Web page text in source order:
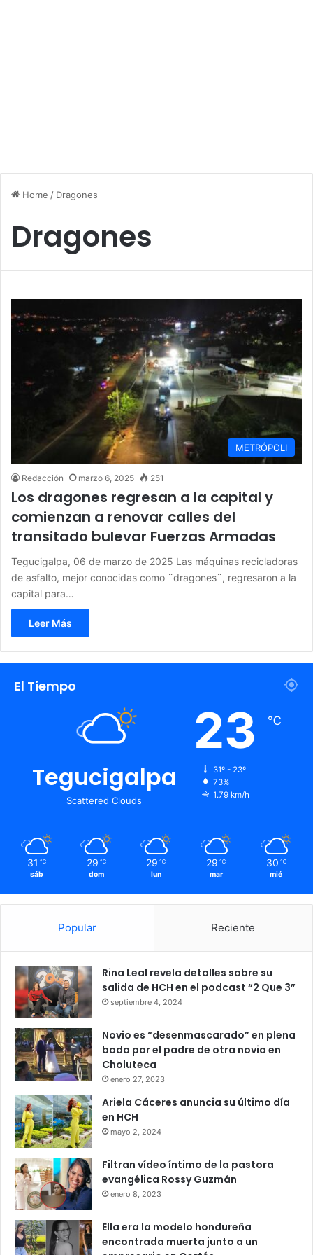
Home / Dragones
Dragones
METRÓPOLI
Redacción marzo 6, 2025 251
Los dragones regresan a la capital y
comienzan a renovar calles del
transitado bulevar Fuerzas Armadas
Tegucigalpa, 06 de marzo de 2025 Las máquinas recicladoras
de asfalto, mejor conocidas como ¨dragones¨, regresaron a la
capital para…
Leer Más
El Tiempo
Tegucigalpa
Scattered Clouds
23 ℃
31º - 23º
73%
1.79 km/h
31 ℃
sáb
29 ℃
dom
29 ℃
lun
29 ℃
mar
30 ℃
mié
Popular Reciente
Rina Leal revela detalles sobre su
salida de HCH en el podcast “2 Que 3”
septiembre 4, 2024
Novio es “desenmascarado” en plena
boda por el padre de otra novia en
Choluteca
enero 27, 2023
Ariela Cáceres anuncia su último día
en HCH
mayo 2, 2024
Filtran vídeo íntimo de la pastora
evangélica Rossy Guzmán
enero 8, 2023
Ella era la modelo hondureña
encontrada muerta junto a un